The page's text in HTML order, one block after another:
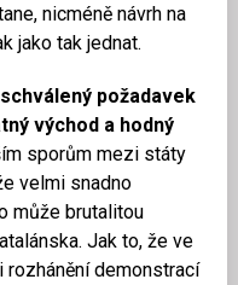
nicméně návrh na
jako tak jednat.
požadavek
východ a hodný
sporům mezi státy
velmi snadno
může brutalitou
Jak to, že ve
demonstrací